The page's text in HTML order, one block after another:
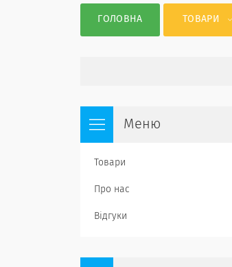
ГОЛОВНА ТОВАРИ
Товари
Про нас
Відгуки